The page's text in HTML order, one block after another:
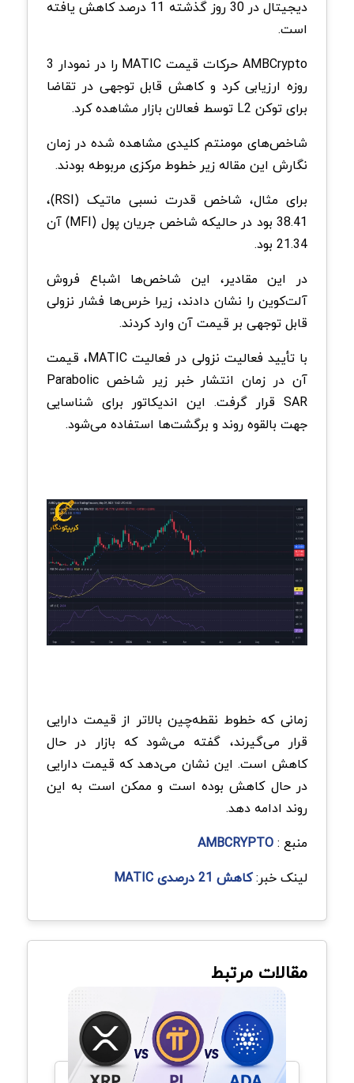
دیجیتال در 30 روز گذشته 11 درصد کاهش یافته
است.
AMBCrypto حرکات قیمت MATIC را در نمودار 3
روزه ارزیابی کرد و کاهش قابل توجهی در تقاضا
برای توکن L2 توسط فعالان بازار مشاهده کرد.
شاخص‌های مومنتم کلیدی مشاهده شده در زمان
نگارش این مقاله زیر خطوط مرکزی مربوطه بودند.
برای مثال، شاخص قدرت نسبی ماتیک (RSI)،
38.41 بود در حالیکه شاخص جریان پول (MFI) آن
21.34 بود.
در این مقادیر، این شاخص‌ها اشباع فروش
آلت‌کوین را نشان دادند، زیرا خرس‌ها فشار نزولی
قابل توجهی بر قیمت آن وارد کردند.
با تأیید فعالیت نزولی در فعالیت MATIC، قیمت
آن در زمان انتشار خبر زیر شاخص Parabolic
SAR قرار گرفت. این اندیکاتور برای شناسایی
جهت بالقوه روند و برگشت‌ها استفاده می‌شود.
زمانی که خطوط نقطه‌چین بالاتر از قیمت دارایی
قرار می‌گیرند، گفته می‌شود که بازار در حال
کاهش است. این نشان می‌دهد که قیمت دارایی
در حال کاهش بوده است و ممکن است به این
روند ادامه دهد.
منبع :AMBCRYPTO
لینک خبر:کاهش 21 درصدی MATIC
مقالات مرتبط